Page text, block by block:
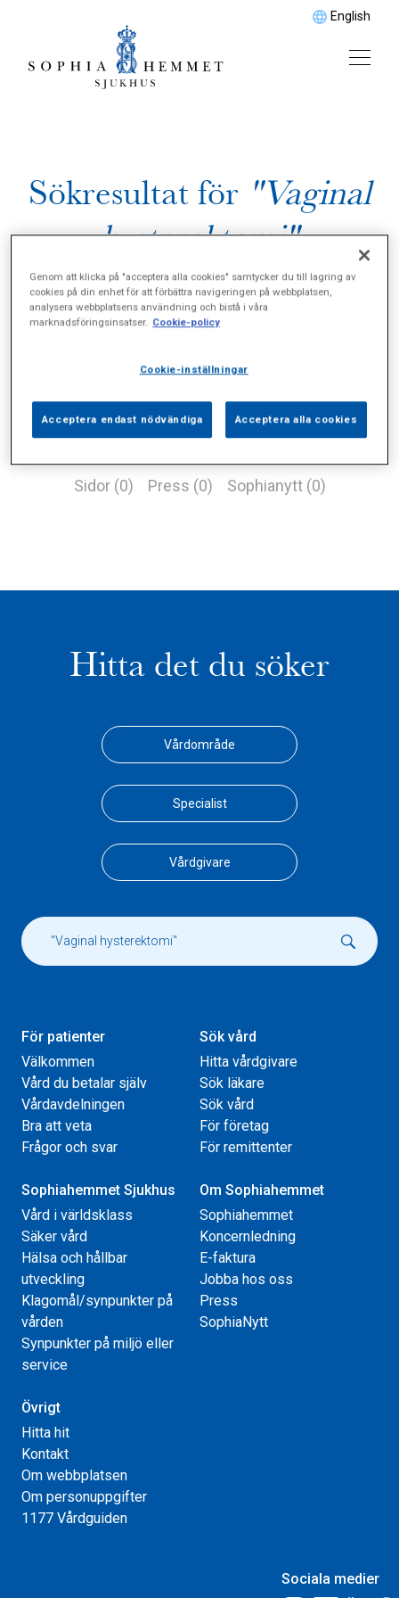
English
Sökresultat för "Vaginal
hysterektomi"
Sidor (0) Press (0) Sophianytt (0)
Hitta det du söker
Vårdområde
Specialist
Vårdgivare
För patienter
Välkommen
Vård du betalar själv
Vårdavdelningen
Bra att veta
Frågor och svar
Sök vård
Hitta vårdgivare
Sök läkare
Sök vård
För företag
För remittenter
Sophiahemmet Sjukhus
Vård i världsklass
Säker vård
Hälsa och hållbar
utveckling
Klagomål/synpunkter på
vården
Synpunkter på miljö eller
service
Om Sophiahemmet
Sophiahemmet
Koncernledning
E-faktura
Jobba hos oss
Press
SophiaNytt
Övrigt
Hitta hit
Kontakt
Om webbplatsen
Om personuppgifter
1177 Vårdguiden
Sociala medier
Genom att klicka på "acceptera alla cookies" samtycker du till lagring av
cookies på din enhet för att förbättra navigeringen på webbplatsen,
analysera webbplatsens användning och bistå i våra
marknadsföringsinsatser. Cookie-policy
Cookie-inställningar
Acceptera endast nödvändiga Acceptera alla cookies